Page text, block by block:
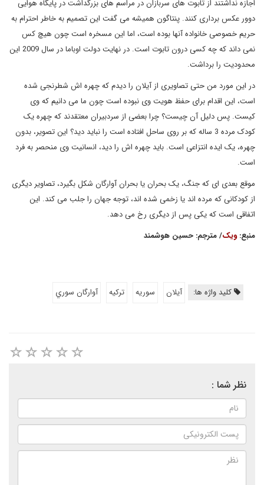
اجازه نداشتند از تابوت های سربازان در مراسم های بزرگداشت در پایگاه هوایی
دوور عکس برداری کنند. پنتاگون همیشه می گفت این تصمیم به خاطر احترام به
حریم خصوصی خانواده آنها بوده است، اما این مسخره است چون هیچ کس
نمی داند که چه کسی درون تابوت است. در نهایت دولت اوباما در سال 2009 این
محدودیت را برداشت.
در این مورد من حتی تصاویری از آیلان را دیدم که چهره اش شطرنجی شده
است، این اقدام برای حفظ هویت وی نبوده است چون ما می دانیم که وی
کیست. پس دلیل آن چیست؟ چرا بعضی از سردبیران معتقدند که چهره یک
کودک مرده 3 ساله که بر روی ساحل افتاده است را نباید دید؟ این تصویر، بدون
چهره، یک ایده انتزاعی است. باید چهره اش را دید، انسانیت وی منحصر به فرد
است.
موقع بعدی ای که جنگ، یک بحران یا بحران آوارگان شکل بگیرد، تصاویر دیگری
از کودکانی که مرده اند یا زخمی شده اند، توجه جهان را جلب می کند. این
اتفاقی است که یکی پس از دیگری رخ می دهد.
منبع:ویک/ مترجم: حسین هوشمند
کلید واژه ها: آیلان سوريه تركيه آوارگان سوري
نظر شما :